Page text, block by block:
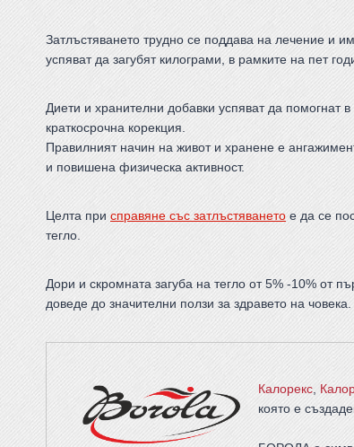
Затлъстяването трудно се поддава на лечение и
успяват да загубят килограми, в рамките на пет
Диети и хранителни добавки успяват да помогнат
краткосрочна корекция.
Правилният начин на живот и хранене е
и повишена физическа активност.
Целта при справяне със затлъстяването е да се
тегло.
Дори и скромната загуба на тегло от 5% -10% от
доведе до значителни ползи за здравето на човека.
Калорекс,
която е